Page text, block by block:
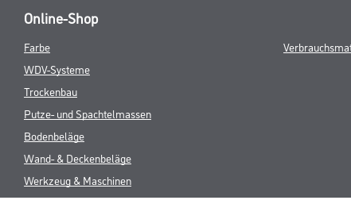
Online-Shop
Farbe
WDV-Systeme
Trockenbau
Putze- und Spachtelmassen
Bodenbeläge
Wand- & Deckenbeläge
Werkzeug & Maschinen